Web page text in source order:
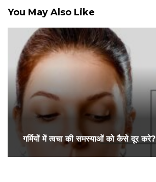
You May Also Like
गर्मियों में त्वचा की समस्याओं को कैसे दूर करे?